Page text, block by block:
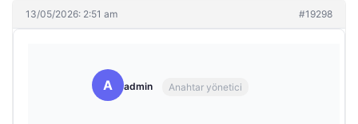
13/05/2026: 2:51 am #19298
A admin Anahtar yönetici